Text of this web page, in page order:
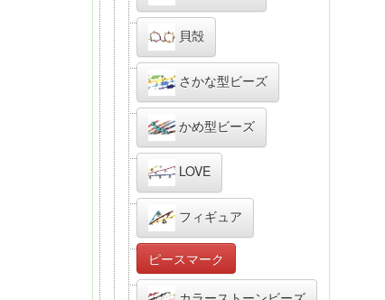
貝殻
さかな型ビーズ
かめ型ビーズ
LOVE
フィギュア
ピースマーク